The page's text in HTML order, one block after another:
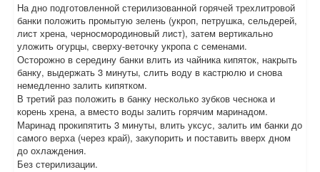
На дно подготовленной стерилизованной горячей трехлитровой
банки положить промытую зелень (укроп, петрушка, сельдерей,
лист хрена, черносмородиновый лист), затем вертикально
уложить огурцы, сверху-веточку укропа с семенами.
Осторожно в середину банки влить из чайника кипяток, накрыть
банку, выдержать 3 минуты, слить воду в кастрюлю и снова
немедленно залить кипятком.
В третий раз положить в банку несколько зубков чеснока и
корень хрена, а вместо воды залить горячим маринадом.
Маринад прокипятить 3 минуты, влить уксус, залить им банки до
самого верха (через край), закупорить и поставить вверх дном
до охлаждения.
Без стерилизации.